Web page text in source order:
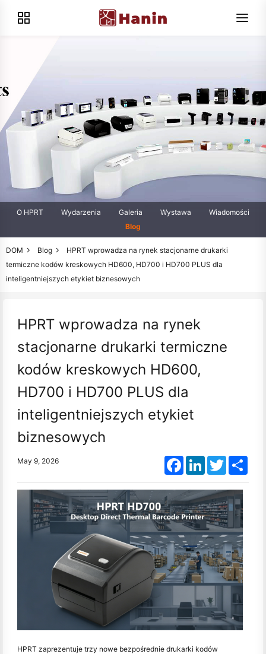
O HPRT Wydarzenia Galeria Wystawa
Wiadomości
Blog
DOM Blog
HPRT wprowadza na rynek stacjonarne drukarki
termiczne kodów kreskowych HD600, HD700 i HD700 PLUS dla
inteligentniejszych etykiet biznesowych
HPRT wprowadza na rynek
stacjonarne drukarki termiczne
kodów kreskowych HD600,
HD700 i HD700 PLUS dla
inteligentniejszych etykiet
biznesowych
May 9, 2026 FacebookLinkedInTwitter
HPRT zaprezentuje trzy nowe bezpośrednie drukarki kodów